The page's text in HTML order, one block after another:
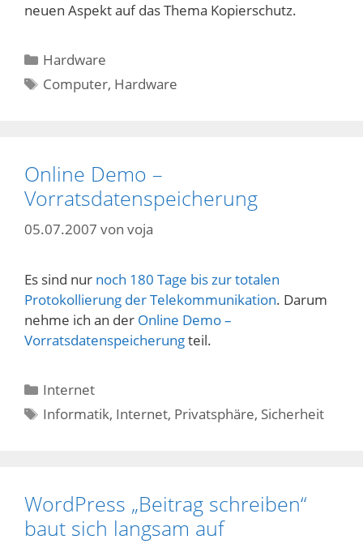
neuen Aspekt auf das Thema Kopierschutz.
Kategorien
Hardware
Schlagwörter
Computer, Hardware
Online Demo –
Vorratsdatenspeicherung
05.07.2007 von voja
Es sind nur noch 180 Tage bis zur totalen
Protokollierung der Telekommunikation. Darum
nehme ich an der Online Demo –
Vorratsdatenspeicherungteil.
Kategorien
Internet
Schlagwörter
Informatik, Internet, Privatsphäre, Sicherheit
WordPress „Beitrag schreiben“
baut sich langsam auf